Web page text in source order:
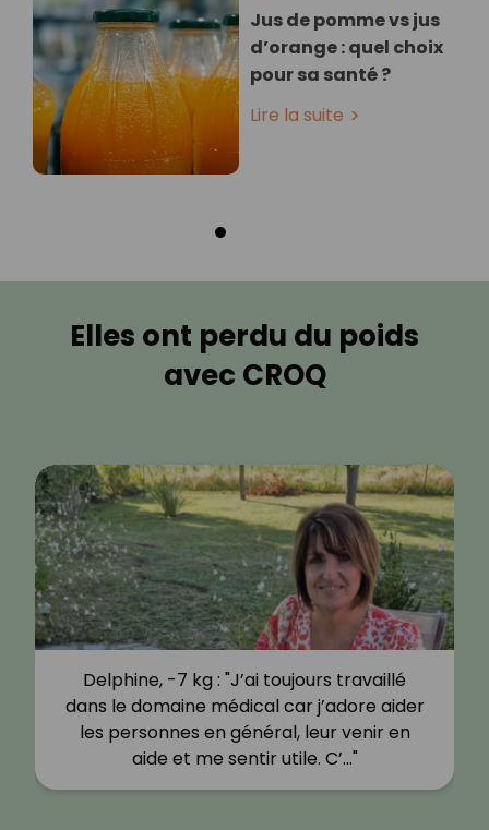
Jus de pomme vs jus
d’orange : quel choix
pour sa santé ?
Lire la suite
Elles ont perdu du poids
avec CROQ
Delphine, -7 kg : "J’ai toujours travaillé
dans le domaine médical car j’adore aider
les personnes en général, leur venir en
aide et me sentir utile. C’…"